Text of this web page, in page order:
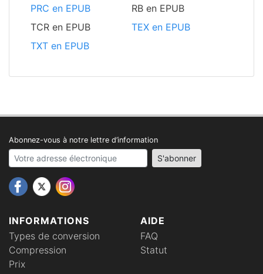
PRC en EPUB
RB en EPUB
TCR en EPUB
TEX en EPUB
TXT en EPUB
INFORMATIONS
Types de conversion
Compression
Prix
AIDE
FAQ
Statut
Abonnez-vous à notre lettre d’information
Your email address S'abonner